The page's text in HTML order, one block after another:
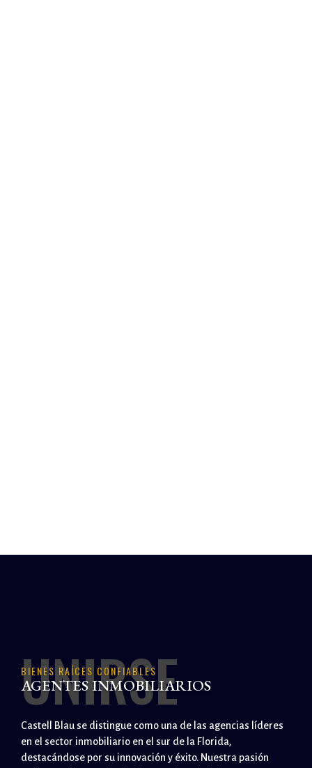
UNIRSE
BIENES RAÍCES CONFIABLES
AGENTES INMOBILIARIOS
Castell Blau se distingue como una de las agencias líderes
en el sector inmobiliario en el sur de la Florida,
destacándose por su innovación y éxito. Nuestra pasión